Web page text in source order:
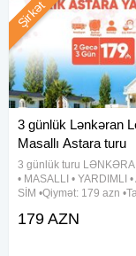
3 günlük Lənkəran
Masallı Astara turu
3 günlük turu
• MASALLI • YARDIMLI •
SİM •Qiymət: 179 azn
Avqust ✓Tura daxildir: -
Şirkət
179 AZN